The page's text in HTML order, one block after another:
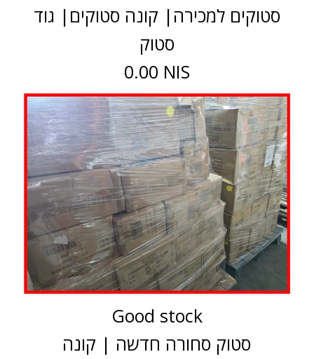
סטוקים למכירה| קונה סטוקים| גוד
סטוק
0.00 NIS
Good stock
סטוק סחורה חדשה | קונה